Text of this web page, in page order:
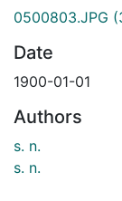
0500803.JPG
Date
1900-01-01
Authors
s. n.
s. n.